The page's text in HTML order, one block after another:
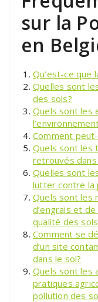
sur la
en
Qu’est-ce que
Quelles sont
des sols?
Quels sont les
Comment
Quels sont les
retrouvés
Quelles sont
lutter contre la
Quels sont les
d’engrais et
qualité des
Comment se
d’un site
dans le sol?
Quels sont les
pratiques
pollution des